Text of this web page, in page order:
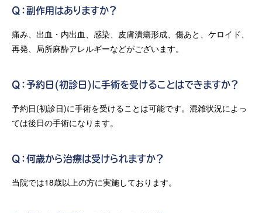
Q：副作用はありますか？
痛み、出血・内出血、感染、皮膚潰瘍形成、傷あと、ケロイド、
再発、局所麻酔アレルギーなどがございます。
Q：予約日(初診日)に手術を受けることはできますか？
予約日(初診日)に手術を受けることは可能です。混雑状況によっ
ては後日の手術になります。
Q：何歳から治療は受けられますか？
当院では18歳以上の方に実施しております。